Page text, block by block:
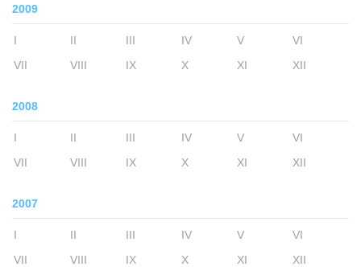
2009
I II III IV V
VI
VII
VIII IX X XI XII
2008
I II III IV V
VI
VII
VIII IX X XI XII
2007
I II III IV V
VI
VII
VIII IX X XI XII